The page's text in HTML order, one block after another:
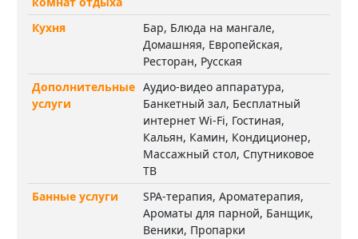
Кухня
Бар, Блюда на мангале,
Домашняя, Европейская,
Ресторан, Русская
Дополнительные
услуги
Аудио-видео аппаратура,
Банкетный зал, Бесплатный
интернет Wi-Fi, Гостиная,
Кальян, Камин, Кондиционер,
Массажный стол, Спутниковое
ТВ
Банные услуги
SPA-терапия, Ароматерапия,
Ароматы для парной, Банщик,
Веники, Пропарки